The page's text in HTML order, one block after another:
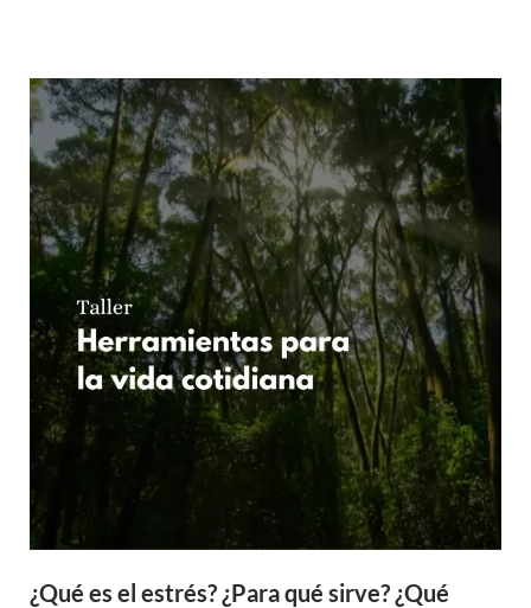
¿Qué es el estrés? ¿Para qué sirve? ¿Qué